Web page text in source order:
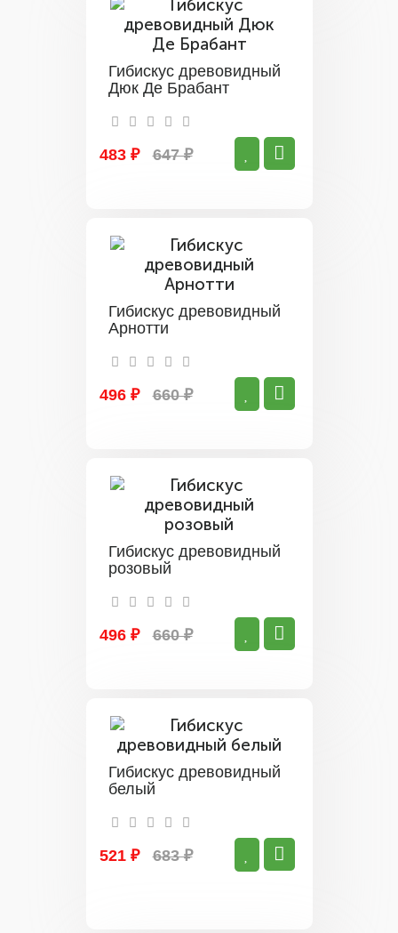
Гибискус древовидный
Дюк Де Брабант
483 ₽ 647 ₽
Гибискус древовидный
Арнотти
496 ₽ 660 ₽
Гибискус древовидный
розовый
496 ₽ 660 ₽
Гибискус древовидный
белый
521 ₽ 683 ₽